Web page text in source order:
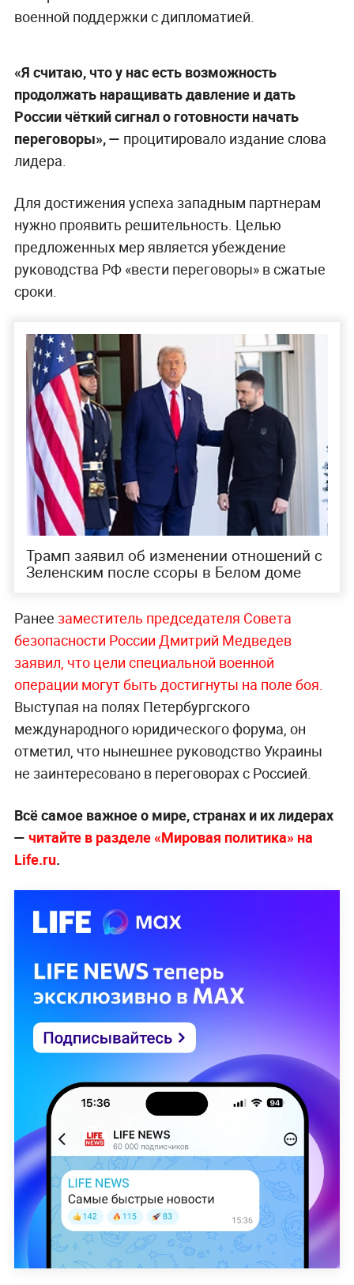
военной поддержки с дипломатией.
«Я считаю, что у нас есть возможность
продолжать наращивать давление и дать
России чёткий сигнал о готовности начать
переговоры», — процитировало издание слова
лидера.
Для достижения успеха западным партнерам
нужно проявить решительность. Целью
предложенных мер является убеждение
руководства РФ «вести переговоры» в сжатые
сроки.
Трамп заявил об изменении отношений с
Зеленским после ссоры в Белом доме
Ранее заместитель председателя Совета
безопасности России Дмитрий Медведев
заявил, что цели специальной военной
операции могут быть достигнуты на поле боя.
Выступая на полях Петербургского
международного юридического форума, он
отметил, что нынешнее руководство Украины
не заинтересовано в переговорах с Россией.
Всё самое важное о мире, странах и их лидерах
— читайте в разделе «Мировая политика» на
Life.ru.